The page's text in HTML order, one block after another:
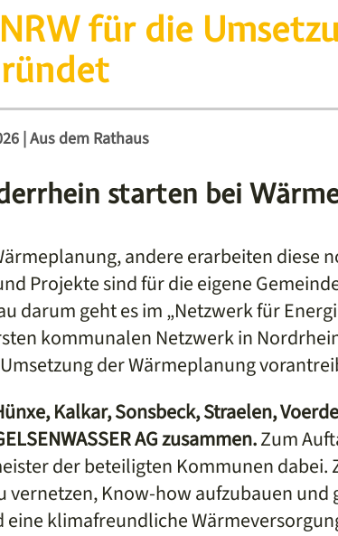
für die
|Aus dem Rathaus
starten bei
andere erarbeiten diese
Projekte sind für die eigene
darum geht es im „Netzwerk für
kommunalen Netzwerk in
der Wärmeplanung
Kalkar, Sonsbeck, Straelen,
AG zusammen.Zum
der beteiligten Kommunen dabei.
Know-how aufzubauen und
klimafreundliche